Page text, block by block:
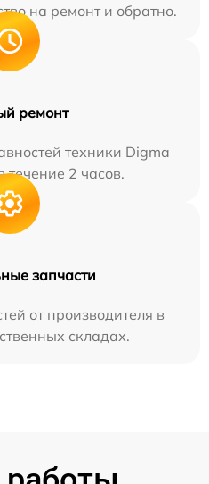
на ремонт и обратно.
ремонт
техники Digma
течение 2 часов.
запчасти
от производителя в
складах.